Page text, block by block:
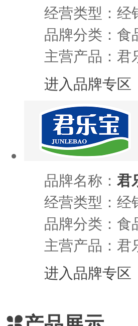
经营类型：经
品牌分类：食
主营产品：君
进入品牌专区
品牌名称： 君
经营类型：经
品牌分类：食
主营产品：君
进入品牌专区